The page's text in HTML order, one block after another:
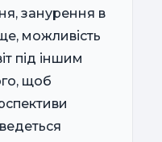
занурення в
можливість
під іншим
щоб